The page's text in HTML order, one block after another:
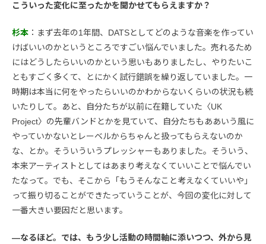
こういった変化に至ったかを聞かせてもらえますか？
杉本 ：まず去年の1年間、DATSとしてどのような音楽を作ってい
けばいいのかというところですごい悩んでいました。売れるため
にはどうしたらいいのかという思いもありましたし、やりたいこ
ともすごく多くて、とにかく試行錯誤を繰り返していました。一
時期は本当に何をやったらいいのかわからないくらいの状況も続
いたりして。あと、自分たちが以前に在籍していた〈UK
Project〉の先輩バンドとかを見ていて、自分たちもああいう風に
やっていかないとレーベルからちゃんと扱ってもらえないのか
な、とか。そういういうプレッシャーもありました。そういう、
本来アーティストとしてはあまり考えなくていいことで悩んでい
たなって。でも、そこから「もうそんなこと考えなくていいや」
って振り切ることができたっていうことが、今回の変化に対して
一番大きい要因だと思います。
―なるほど。では、もう少し活動の時間軸に添いつつ、外から見